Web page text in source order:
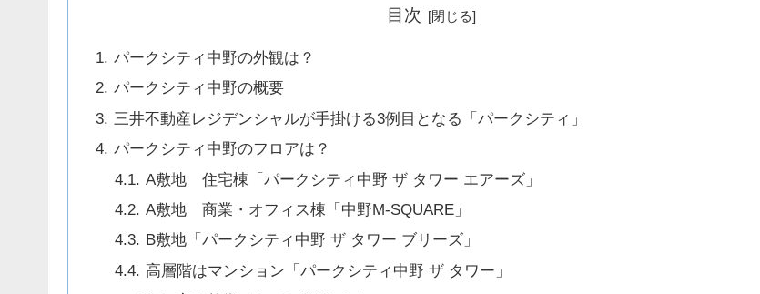
目次
パークシティ中野の外観は？
パークシティ中野の概要
三井不動産レジデンシャルが手掛ける3例目となる「パークシティ」
パークシティ中野のフロアは？
A敷地 住宅棟「パークシティ中野 ザ タワー エアーズ」
A敷地 商業・オフィス棟「中野M-SQUARE」
B敷地「パークシティ中野 ザ タワー ブリーズ」
高層階はマンション「パークシティ中野 ザ タワー」